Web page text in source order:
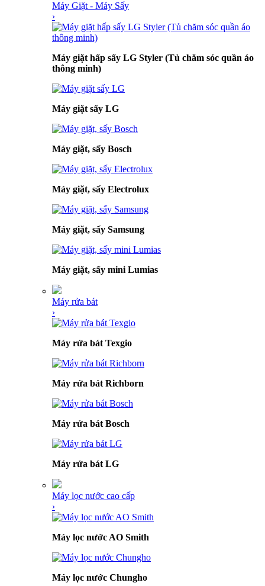
Máy Giặt - Máy Sấy
›
Máy giặt hấp sấy LG Styler (Tủ chăm sóc quần áo
thông minh)
Máy giặt sấy LG
Máy giặt, sấy Bosch
Máy giặt, sấy Electrolux
Máy giặt, sấy Samsung
Máy giặt, sấy mini Lumias
Máy rửa bát
›
Máy rửa bát Texgio
Máy rửa bát Richborn
Máy rửa bát Bosch
Máy rửa bát LG
Máy lọc nước cao cấp
›
Máy lọc nước AO Smith
Máy lọc nước Chungho